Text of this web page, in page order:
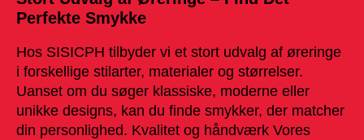
Perfekte Smykke
Hos SISICPH tilbyder vi et stort udvalg af øreringe
i forskellige stilarter, materialer og størrelser.
Uanset om du søger klassiske, moderne eller
unikke designs, kan du finde smykker, der matcher
din personlighed. Kvalitet og håndværk Vores